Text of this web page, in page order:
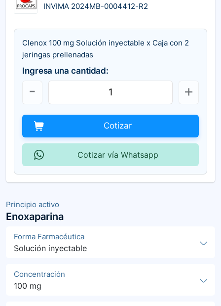
Principio activo
Enoxaparina
Forma Farmacéutica
Solución inyectable
Concentración
100 mg
INVIMA 2024MB-0004412-R2
Clenox 100 mg Solución inyectable x Caja con 2
jeringas prellenadas
Ingresa una cantidad:
Cotizar
Cotizar vía Whatsapp